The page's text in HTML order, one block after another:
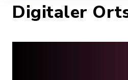
Digitaler